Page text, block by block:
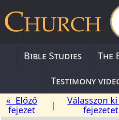
Bible Studies The
Testimony
« Előző
fejezet
|
Válasszon
fejezetet